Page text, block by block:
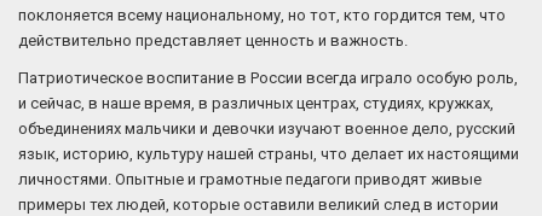
поклоняется всему национальному, но тот, кто гордится тем, что
действительно представляет ценность и важность.
Патриотическое воспитание в России всегда играло особую роль,
и сейчас, в наше время, в различных центрах, студиях, кружках,
объединениях мальчики и девочки изучают военное дело, русский
язык, историю, культуру нашей страны, что делает их настоящими
личностями. Опытные и грамотные педагоги приводят живые
примеры тех людей, которые оставили великий след в истории